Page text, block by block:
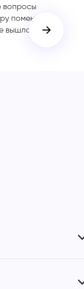
вопросы
поменяли в
вышло всего